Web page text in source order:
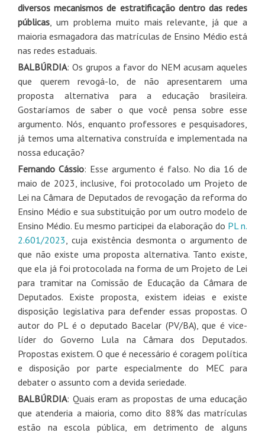
diversos mecanismos de estratificação dentro das redes
públicas , um problema muito mais relevante, já que a
maioria esmagadora das matrículas de Ensino Médio está
nas redes estaduais.
BALBÚRDIA: Os grupos a favor do NEM acusam aqueles
que querem revogá-lo, de não apresentarem uma
proposta alternativa para a educação brasileira.
Gostaríamos de saber o que você pensa sobre esse
argumento. Nós, enquanto professores e pesquisadores,
já temos uma alternativa construída e implementada na
nossa educação?
Fernando Cássio: Esse argumento é falso. No dia 16 de
maio de 2023, inclusive, foi protocolado um Projeto de
Lei na Câmara de Deputados de revogação da reforma do
Ensino Médio e sua substituição por um outro modelo de
Ensino Médio. Eu mesmo participei da elaboração do PL n.
2.601/2023 , cuja existência desmonta o argumento de
que não existe uma proposta alternativa. Tanto existe,
que ela já foi protocolada na forma de um Projeto de Lei
para tramitar na Comissão de Educação da Câmara de
Deputados. Existe proposta, existem ideias e existe
disposição legislativa para defender essas propostas. O
autor do PL é o deputado Bacelar (PV/BA), que é vice-
líder do Governo Lula na Câmara dos Deputados.
Propostas existem. O que é necessário é coragem política
e disposição por parte especialmente do MEC para
debater o assunto com a devida seriedade.
BALBÚRDIA: Quais eram as propostas de uma educação
que atenderia a maioria, como dito 88% das matrículas
estão na escola pública, em detrimento de alguns